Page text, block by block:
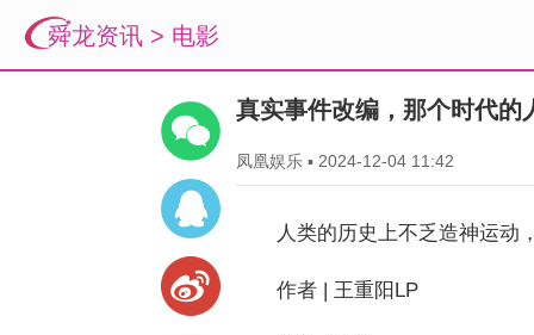
舜龙资讯 > 电影
真实事件改编，那个时代的
凤凰娱乐▪ 2024-12-04 11:42
人类的历史上不乏造神运动
作者 | 王重阳LP